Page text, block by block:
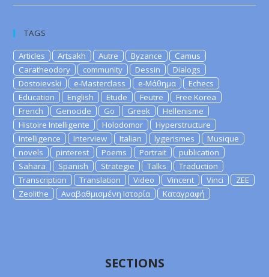
TAGS
Articles Artsakh Autre Byzance
Camus
Caratheodory
community Dessin
Dialogs
Dostoievski
e-Masterclass e-Μάθημα
Echecs
Education
English Etude Feutre
Free Korea
French
Genocide Go Greek
Hellenisme
Histoire Intelligente
Holodomor
Hyperstructure
Intelligence
Interview Italian lygerismes
Musique
novels
pinterest Poems Portrait
publication
Sahara
Spanish Strategie Talks
Traduction
Transcription
Translation Video Vincent Vinci
ZEE
Zeolithe
Αναβαθμισμένη Ιστορία Καταγραφή
SECTIONS